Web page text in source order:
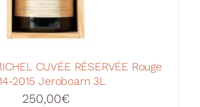
CUVÉE RÉSERVÉE Rouge
2015 Jeroboam 3L
250,00€